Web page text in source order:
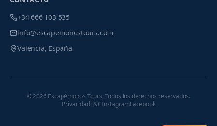
+34 666 103 535
info@escapemonostours.com
Valencia, España
©2026 Escapémonos Tours. Todos los derechos reservados.
PrivacidadT&CInstagramFacebook